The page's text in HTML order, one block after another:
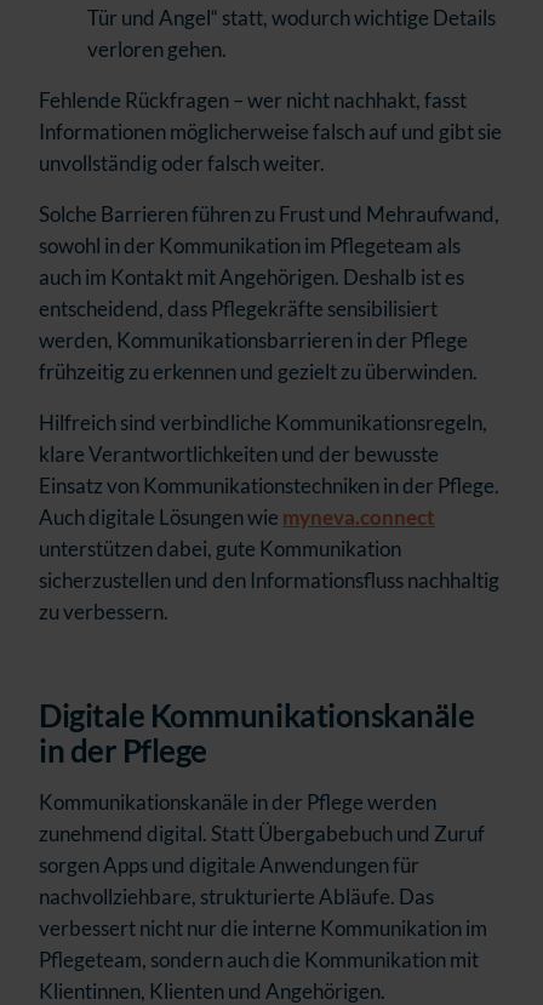
Tür und Angel“ statt, wodurch wichtige Details
verloren gehen.
Fehlende Rückfragen – wer nicht nachhakt, fasst
Informationen möglicherweise falsch auf und gibt sie
unvollständig oder falsch weiter.
Solche Barrieren führen zu Frust und Mehraufwand,
sowohl in der Kommunikation im Pflegeteam als
auch im Kontakt mit Angehörigen. Deshalb ist es
entscheidend, dass Pflegekräfte sensibilisiert
werden, Kommunikationsbarrieren in der Pflege
frühzeitig zu erkennen und gezielt zu überwinden.
Hilfreich sind verbindliche Kommunikationsregeln,
klare Verantwortlichkeiten und der bewusste
Einsatz von Kommunikationstechniken in der Pflege.
Auch digitale Lösungen wie myneva.connect
unterstützen dabei, gute Kommunikation
sicherzustellen und den Informationsfluss nachhaltig
zu verbessern.
Digitale Kommunikationskanäle
in der Pflege
Kommunikationskanäle in der Pflege werden
zunehmend digital. Statt Übergabebuch und Zuruf
sorgen Apps und digitale Anwendungen für
nachvollziehbare, strukturierte Abläufe. Das
verbessert nicht nur die interne Kommunikation im
Pflegeteam, sondern auch die Kommunikation mit
Klientinnen, Klienten und Angehörigen.